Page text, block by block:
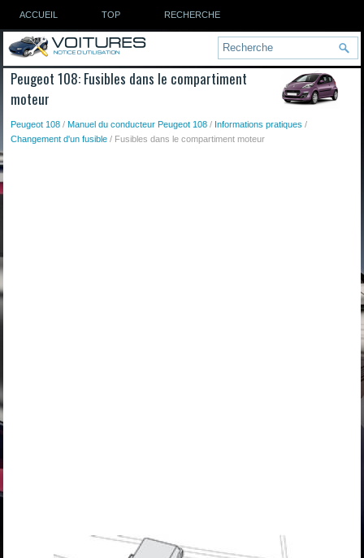
ACCUEIL TOP RECHERCHE
Peugeot 108: Fusibles dans le compartiment
moteur
Peugeot 108 /Manuel du conducteur Peugeot 108 / Informations pratiques /
Changement d'un fusible / Fusibles dans le compartiment moteur